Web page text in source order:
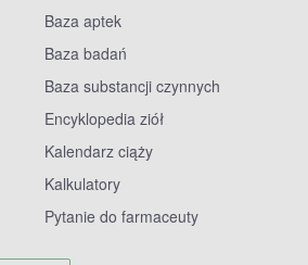
Baza aptek
Baza badań
Baza substancji czynnych
Encyklopedia ziół
Kalendarz ciąży
Kalkulatory
Pytanie do farmaceuty